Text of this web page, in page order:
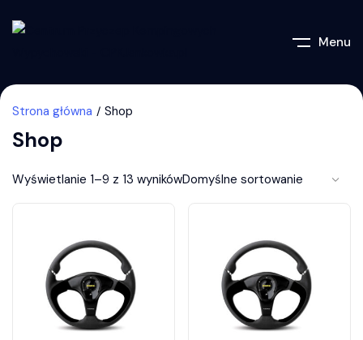
Menu
Strona główna Shop
Shop
Wyświetlanie 1–9 z 13 wyników